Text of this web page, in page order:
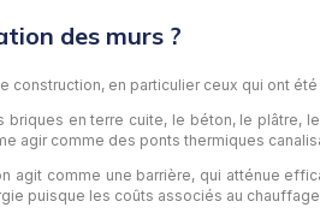
des murs ?
construction, en particulier ceux qui ont
briques en terre cuite, le béton, le plâtre,
agir comme des ponts thermiques
agit comme une barrière, qui atténue
puisque les coûts associés au